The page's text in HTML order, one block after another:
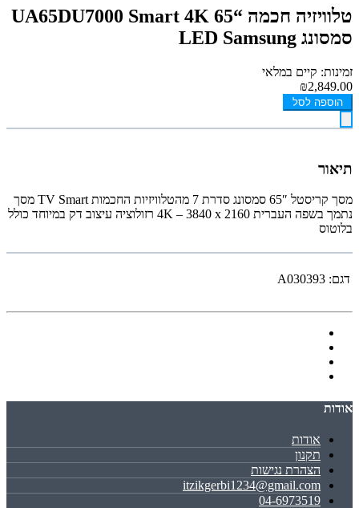
טלוויזיה חכמה “65 UA65DU7000 Smart 4K
סמסונג LED Samsung
זמינות: קיים במלאי
₪2,849.00
הוספה לסל
תיאור
מסך קריסטל 65″ סמסונג סדרת 7 מהטלוויזיות החכמות TV Smart מסך
נתמך בשפה העברית 4K – 3840 x 2160 רזולוציה עיצוב דק במיוחד כולל
בלוטוס
דגם: A030393
אודות
אודות
תקנון
הצהרת נגישות
itzikgerbi1234@gmail.com
04-6973519